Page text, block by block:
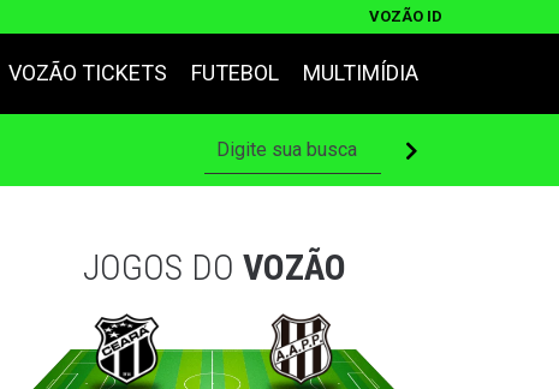
VOZÃO ID
VOZÃO TICKETS FUTEBOL MULTIMÍDIA
JOGOS DO VOZÃO